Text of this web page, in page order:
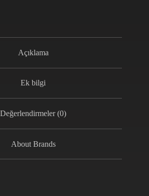
Açıklama
Ek bilgi
Değerlendirmeler (0)
About Brands